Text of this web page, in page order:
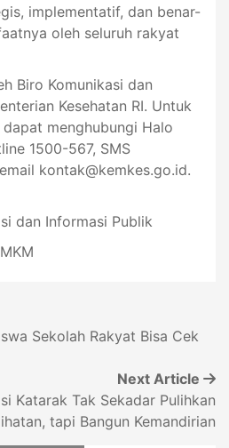
implementatif, dan benar-
oleh seluruh rakyat
Biro Komunikasi dan
Kesehatan RI. Untuk
menghubungi Halo
1500-567, SMS
kontak@kemkes.go.id.
dan Informasi Publik
Sekolah Rakyat Bisa Cek
Next Article
Katarak Tak Sekadar Pulihkan
tapi Bangun Kemandirian